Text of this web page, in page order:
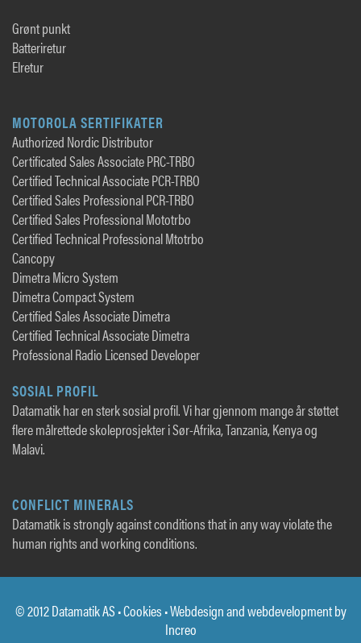
Grønt punkt
Batteriretur
Elretur
MOTOROLA SERTIFIKATER
Authorized Nordic Distributor
Certificated Sales Associate PRC-TRBO
Certified Technical Associate PCR-TRBO
Certified Sales Professional PCR-TRBO
Certified Sales Professional Mototrbo
Certified Technical Professional Mtotrbo
Cancopy
Dimetra Micro System
Dimetra Compact System
Certified Sales Associate Dimetra
Certified Technical Associate Dimetra
Professional Radio Licensed Developer
SOSIAL PROFIL
Datamatik har en sterk sosial profil. Vi har gjennom mange år støttet
flere målrettede skoleprosjekter i Sør-Afrika, Tanzania, Kenya og
Malavi.
CONFLICT MINERALS
Datamatik is strongly against conditions that in any way violate the
human rights and working conditions.
© 2012 Datamatik AS •Cookies • Webdesign and webdevelopment by
Increo